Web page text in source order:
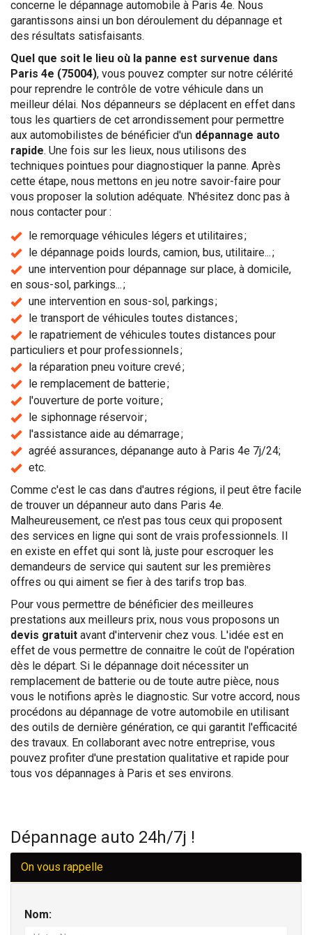
concerne le dépannage automobile à Paris 4e. Nous
garantissons ainsi un bon déroulement du dépannage et
des résultats satisfaisants.
Quel que soit le lieu où la panne est survenue dans
Paris 4e (75004), vous pouvez compter sur notre célérité
pour reprendre le contrôle de votre véhicule dans un
meilleur délai. Nos dépanneurs se déplacent en effet dans
tous les quartiers de cet arrondissement pour permettre
aux automobilistes de bénéficier d'un dépannage auto
rapide. Une fois sur les lieux, nous utilisons des
techniques pointues pour diagnostiquer la panne. Après
cette étape, nous mettons en jeu notre savoir-faire pour
vous proposer la solution adéquate. N'hésitez donc pas à
nous contacter pour :
le remorquage véhicules légers et utilitaires ;
le dépannage poids lourds, camion, bus, utilitaire... ;
une intervention pour dépannage sur place, à domicile,
en sous-sol, parkings... ;
une intervention en sous-sol, parkings ;
le transport de véhicules toutes distances ;
le rapatriement de véhicules toutes distances pour
particuliers et pour professionnels ;
la réparation pneu voiture crevé ;
le remplacement de batterie ;
l'ouverture de porte voiture ;
le siphonnage réservoir ;
l'assistance aide au démarrage ;
agréé assurances, dépanange auto à Paris 4e 7j/24;
etc.
Comme c'est le cas dans d'autres régions, il peut être facile
de trouver un dépanneur auto dans Paris 4e.
Malheureusement, ce n'est pas tous ceux qui proposent
des services en ligne qui sont de vrais professionnels. Il
en existe en effet qui sont là, juste pour escroquer les
demandeurs de service qui sautent sur les premières
offres ou qui aiment se fier à des tarifs trop bas.
Pour vous permettre de bénéficier des meilleures
prestations aux meilleurs prix, nous vous proposons un
devis gratuit avant d'intervenir chez vous. L'idée est en
effet de vous permettre de connaitre le coût de l'opération
dès le départ. Si le dépannage doit nécessiter un
remplacement de batterie ou de toute autre pièce, nous
vous le notifions après le diagnostic. Sur votre accord, nous
procédons au dépannage de votre automobile en utilisant
des outils de dernière génération, ce qui garantit l'efficacité
des travaux. En collaborant avec notre entreprise, vous
pouvez profiter d'une prestation qualitative et rapide pour
tous vos dépannages à Paris et ses environs.
Dépannage auto 24h/7j !
On vous rappelle
Nom: